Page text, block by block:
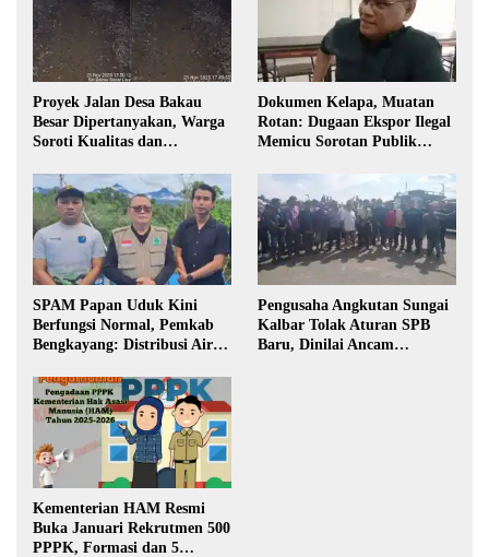
Proyek Jalan Desa Bakau
Besar Dipertanyakan, Warga
Soroti Kualitas dan
Pembangunan
Dokumen Kelapa, Muatan
Rotan: Dugaan Ekspor Ilegal
Memicu Sorotan Publik
SPAM Papan Uduk Kini
Berfungsi Normal, Pemkab
Bengkayang: Distribusi Air
Warga
Pengusaha Angkutan Sungai
Kalbar Tolak Aturan SPB
Baru, Dinilai Ancam
Kementerian HAM Resmi
Buka Januari Rekrutmen 500
PPPK, Formasi dan 5